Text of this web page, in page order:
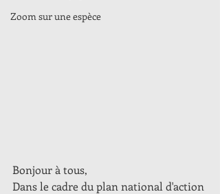
Zoom sur une espèce
Bonjour à tous,
Dans le cadre du plan national d'action